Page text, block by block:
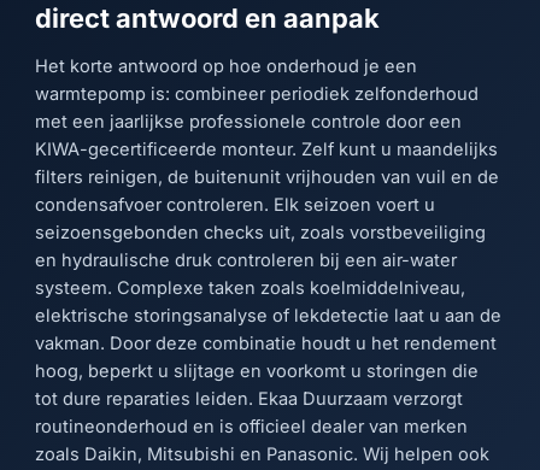
direct antwoord en aanpak
Het korte antwoord op hoe onderhoud je een
warmtepomp is: combineer periodiek zelfonderhoud
met een jaarlijkse professionele controle door een
KIWA-gecertificeerde monteur. Zelf kunt u maandelijks
filters reinigen, de buitenunit vrijhouden van vuil en de
condensafvoer controleren. Elk seizoen voert u
seizoensgebonden checks uit, zoals vorstbeveiliging
en hydraulische druk controleren bij een air-water
systeem. Complexe taken zoals koelmiddelniveau,
elektrische storingsanalyse of lekdetectie laat u aan de
vakman. Door deze combinatie houdt u het rendement
hoog, beperkt u slijtage en voorkomt u storingen die
tot dure reparaties leiden. Ekaa Duurzaam verzorgt
routineonderhoud en is officieel dealer van merken
zoals Daikin, Mitsubishi en Panasonic. Wij helpen ook